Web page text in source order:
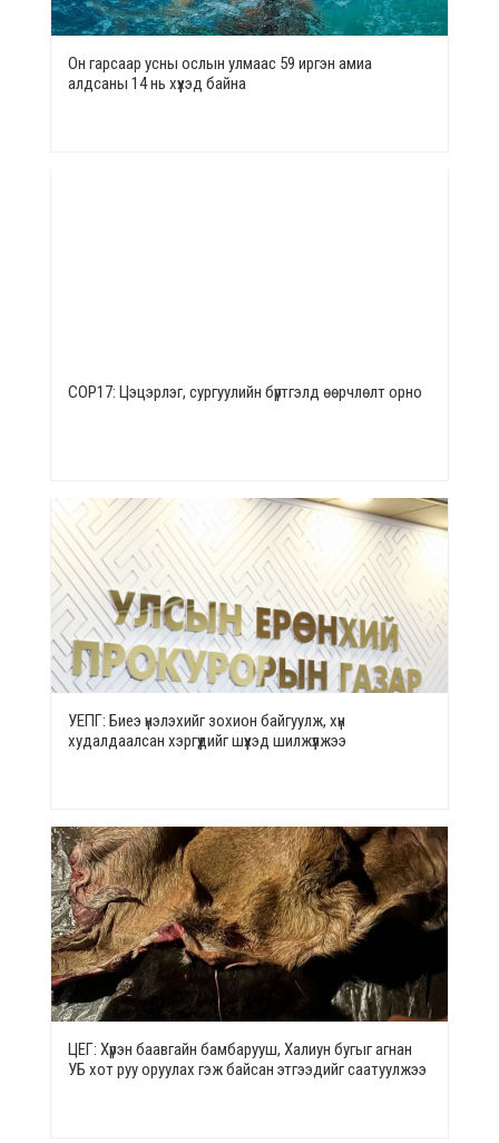
Он гарсаар усны ослын улмаас 59 иргэн амиа
алдсаны 14 нь хүүхэд байна
СОР17: Цэцэрлэг, сургуулийн бүртгэлд өөрчлөлт орно
УЕПГ: Биеэ үнэлэхийг зохион байгуулж, хүн
худалдаалсан хэргүүдийг шүүхэд шилжүүлжээ
ЦЕГ: Хүрэн баавгайн бамбарууш, Халиун бугыг агнан
УБ хот руу оруулах гэж байсан этгээдийг саатуулжээ